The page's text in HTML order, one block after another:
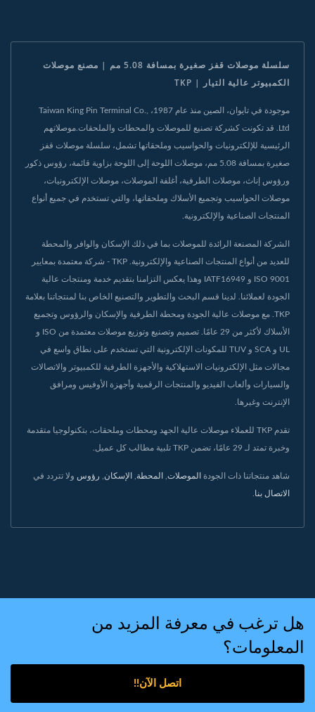
سلسلة موصلات قفز صغيرة بمسافة 5.08 مم | مصنع موصلات
الكمبيوتر عالية التيار | TKP
موجودة في تايوان، الصين منذ عام 1987، Taiwan King Pin Terminal Co.,
Ltd. قد تكونت كشركة تصنيع للموصلات والمحطات والملحقات.موصلاتهم
الرئيسية للإلكترونيات والحواسيب وملحقاتها تشمل، سلسلة موصلات قفز
صغيرة بمسافة 5.08 مم، موصلات اللوحة إلى اللوحة بزاوية قائمة، رؤوس ذكور
ورؤوس إناث، موصلات الطرفية، أغلفة الموصلات، موصلات الإلكترونيات،
موصلات الحواسيب وتجميع الأسلاك وملحقاتها، والتي تستخدم في جميع أنواع
المنتجات الصناعية والإلكترونية.
الشركة المصنعة الرائدة للموصلات بما في ذلك الإسكان والوافر والمحطة
للعديد من أنواع المنتجات الصناعية والإلكترونية. TKP - شركة معتمدة بمعايير
ISO 9001 و IATF16949 وهذا يعكس التزامنا بتقديم خدمة ومنتجات عالية
الجودة لعملائنا. لدينا قسم البحث والتطوير والتصنيع الخاص بنا لمنتجاتنا بعلامة
TKP. مع موصلات عالية الجودة ومحطة الطرفية والإسكان والرؤوس وتجميع
الأسلاك لأكثر من 29 عامًا. تصميم وتصنيع وتوزيع موصلات معتمدة من ISO و
UL و SCA و TUV للمكونات الإلكترونية التي تستخدم على نطاق واسع في
مجالات مثل الإلكترونيات الاستهلاكية والأجهزة الطرفية للكمبيوتر والاتصالات
والسيارات وألعاب الفيديو والمنتجات الرقمية وأجهزة الأوفيس ومرافق
الإنترنت وغيرها.
تقدم TKP للعملاء موصلات عالية الجهد ومحطات وملحقات، بتكنولوجيا متقدمة
وخبرة تمتد لـ 29 عامًا، تضمن TKP تلبية مطالب كل عميل.
شاهد منتجاتنا ذات الجودة الموصلات المحطة الإسكان رؤوس ولا تتردد في
الاتصال بنا
هل ترغب في معرفة المزيد من
المعلومات؟
اتصل الآن!!